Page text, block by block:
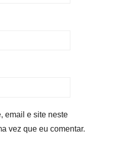
email e site neste
vez que eu comentar.